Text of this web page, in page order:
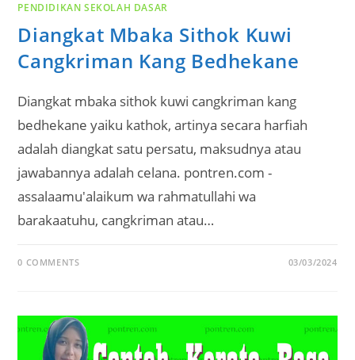
PENDIDIKAN SEKOLAH DASAR
Diangkat Mbaka Sithok Kuwi
Cangkriman Kang Bedhekane
Diangkat mbaka sithok kuwi cangkriman kang
bedhekane yaiku kathok, artinya secara harfiah
adalah diangkat satu persatu, maksudnya atau
jawabannya adalah celana. pontren.com -
assalaamu'alaikum wa rahmatullahi wa
barakaatuhu, cangkriman atau…
0 COMMENTS 03/03/2024